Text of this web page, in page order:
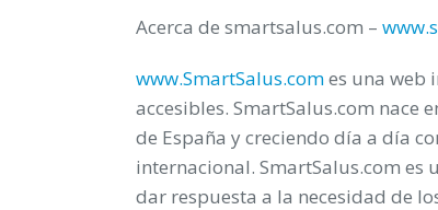
Acerca de smartsalus.com –
www.SmartSalus.comes una web
accesibles. SmartSalus.com nace
de España y creciendo día a día
internacional. SmartSalus.com
dar respuesta a la necesidad de